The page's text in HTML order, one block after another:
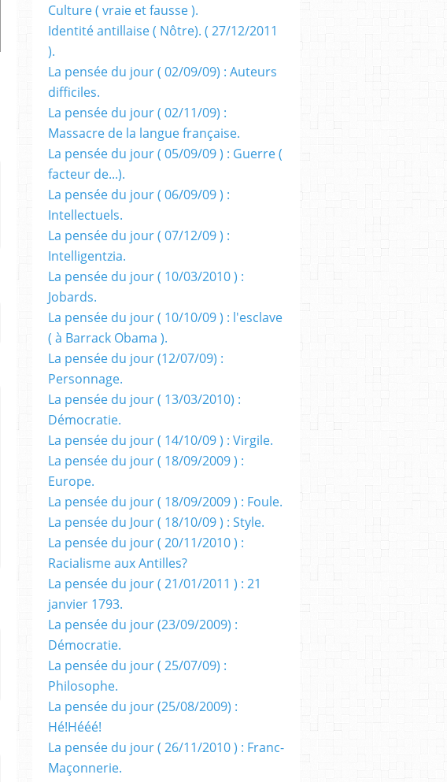
Culture ( vraie et fausse ).
Identité antillaise ( Nôtre). ( 27/12/2011
).
La pensée du jour ( 02/09/09) : Auteurs
difficiles.
La pensée du jour ( 02/11/09) :
Massacre de la langue française.
La pensée du jour ( 05/09/09 ) : Guerre (
facteur de...).
La pensée du jour ( 06/09/09 ) :
Intellectuels.
La pensée du jour ( 07/12/09 ) :
Intelligentzia.
La pensée du jour ( 10/03/2010 ) :
Jobards.
La pensée du jour ( 10/10/09 ) : l'esclave
( à Barrack Obama ).
La pensée du jour (12/07/09) :
Personnage.
La pensée du jour ( 13/03/2010) :
Démocratie.
La pensée du jour ( 14/10/09 ) : Virgile.
La pensée du jour ( 18/09/2009 ) :
Europe.
La pensée du jour ( 18/09/2009 ) : Foule.
La pensée du Jour ( 18/10/09 ) : Style.
La pensée du jour ( 20/11/2010 ) :
Racialisme aux Antilles?
La pensée du jour ( 21/01/2011 ) : 21
janvier 1793.
La pensée du jour (23/09/2009) :
Démocratie.
La pensée du jour ( 25/07/09) :
Philosophe.
La pensée du jour (25/08/2009) :
Hé!Hééé!
La pensée du jour ( 26/11/2010 ) : Franc-
Maçonnerie.